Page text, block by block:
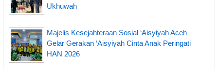
Ukhuwah
Majelis Kesejahteraan Sosial ‘Aisyiyah Aceh
Gelar Gerakan ‘Aisyiyah Cinta Anak Peringati
HAN 2026